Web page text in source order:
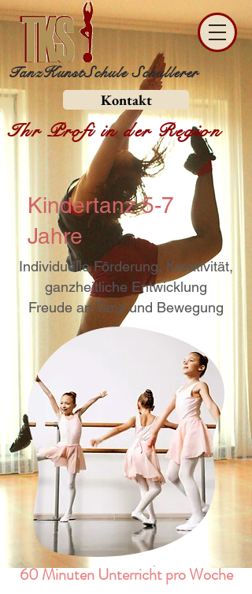
TanzKunstSchule Schullerer
Kontakt
Ihr Profi in der Region
Kindertanz 5-7
Jahre
Individuelle Förderung, Kreativität,
ganzheitliche Entwicklung
Freude an Tanz und Bewegung
60 Minuten Unterricht pro Woche